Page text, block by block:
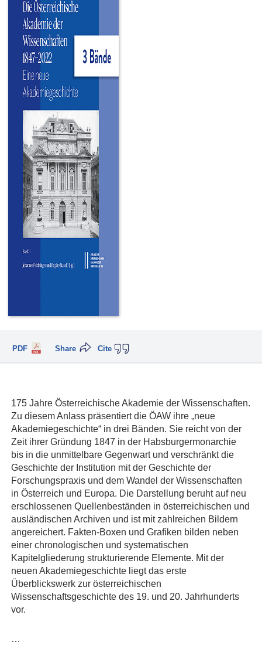
PDF Cite
Share
175 Jahre Österreichische Akademie der Wissenschaften.
Zu diesem Anlass präsentiert die ÖAW ihre „neue
Akademiegeschichte“ in drei Bänden. Sie reicht von der
Zeit ihrer Gründung 1847 in der Habsburgermonarchie
bis in die unmittelbare Gegenwart und verschränkt die
Geschichte der Institution mit der Geschichte der
Forschungspraxis und dem Wandel der Wissenschaften
in Österreich und Europa. Die Darstellung beruht auf neu
erschlossenen Quellenbeständen in österreichischen und
ausländischen Archiven und ist mit zahlreichen Bildern
angereichert. Fakten-Boxen und Grafiken bilden neben
einer chronologischen und systematischen
Kapitelgliederung strukturierende Elemente. Mit der
neuen Akademiegeschichte liegt das erste
Überblickswerk zur österreichischen
Wissenschaftsgeschichte des 19. und 20. Jahrhunderts
vor.
…